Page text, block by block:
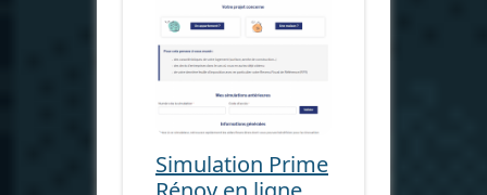
Simulation Prime